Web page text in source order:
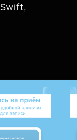
Swift,